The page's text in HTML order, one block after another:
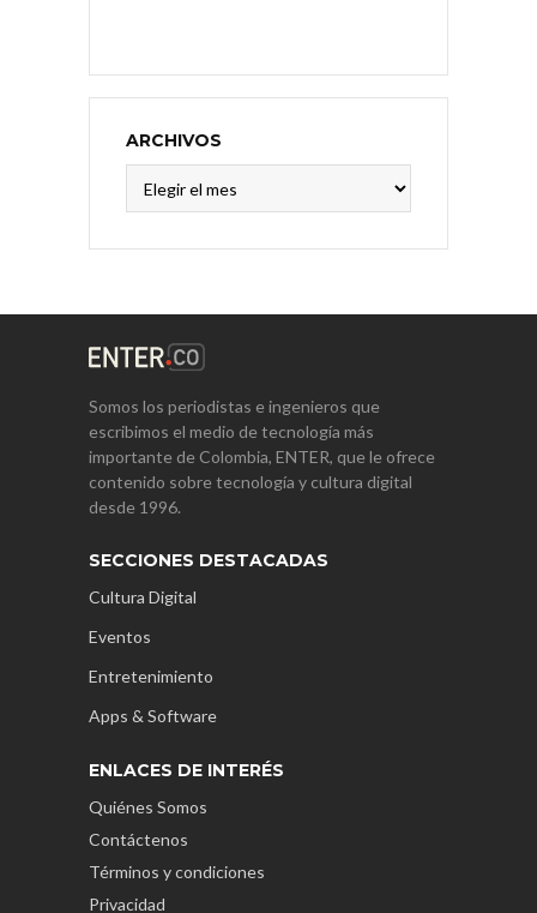
ARCHIVOS
Somos los periodistas e ingenieros que
escribimos el medio de tecnología más
importante de Colombia, ENTER, que le ofrece
contenido sobre tecnología y cultura digital
desde 1996.
SECCIONES DESTACADAS
Cultura Digital
Eventos
Entretenimiento
Apps & Software
ENLACES DE INTERÉS
Quiénes Somos
Contáctenos
Términos y condiciones
Privacidad